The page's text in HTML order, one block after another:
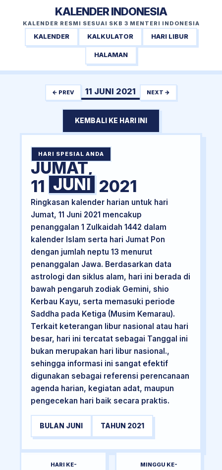
KALENDER INDONESIA
KALENDER RESMI SESUAI SKB 3 MENTERI INDONESIA
KALENDER KALKULATOR HARI LIBUR
HALAMAN
← PREV 11 JUNI 2021 NEXT →
KEMBALI KE HARI INI
HARI SPESIAL ANDA
JUMAT,
11 JUNI 2021
Ringkasan kalender harian untuk hari
Jumat, 11 Juni 2021 mencakup
penanggalan 1 Zulkaidah 1442 dalam
kalender Islam serta hari Jumat Pon
dengan jumlah neptu 13 menurut
penanggalan Jawa. Berdasarkan data
astrologi dan siklus alam, hari ini berada di
bawah pengaruh zodiak Gemini, shio
Kerbau Kayu, serta memasuki periode
Saddha pada Ketiga (Musim Kemarau).
Terkait keterangan libur nasional atau hari
besar, hari ini tercatat sebagai Tanggal ini
bukan merupakan hari libur nasional.,
sehingga informasi ini sangat efektif
digunakan sebagai referensi perencanaan
agenda harian, kegiatan adat, maupun
pengecekan hari baik secara praktis.
BULAN JUNI TAHUN 2021
HARI KE- MINGGU KE-